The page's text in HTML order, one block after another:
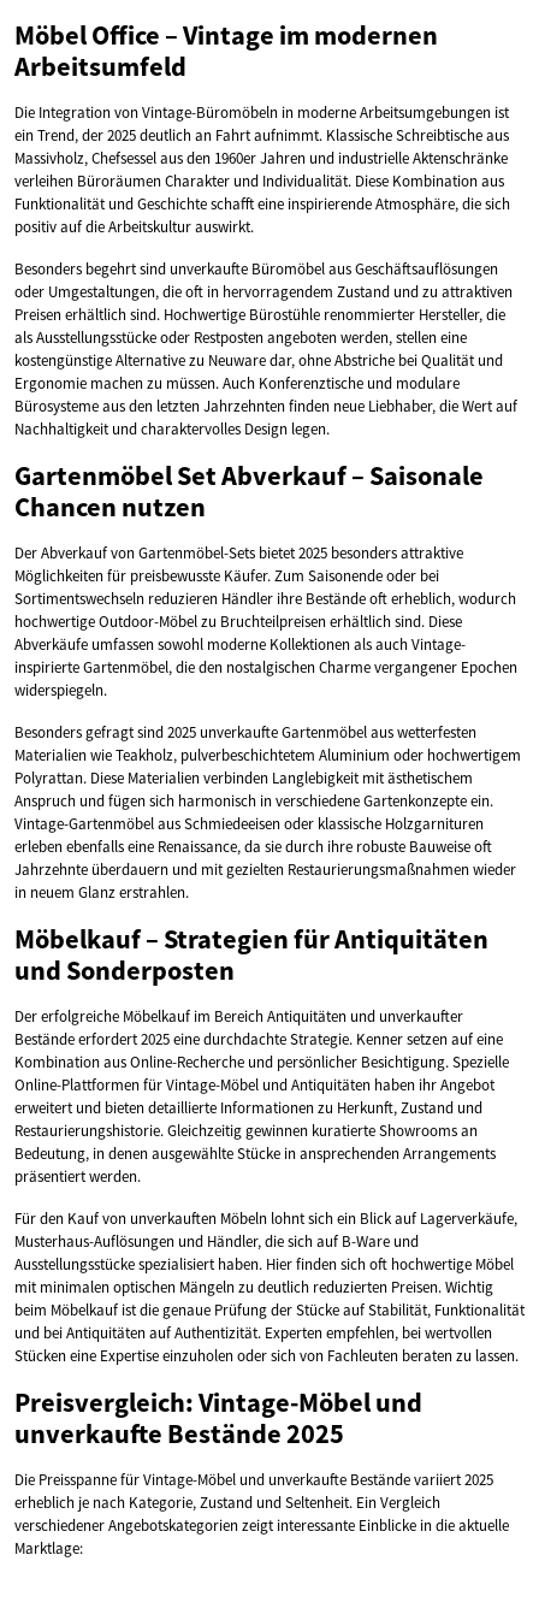
Möbel Office – Vintage im modernen
Arbeitsumfeld
Die Integration von Vintage-Büromöbeln in moderne Arbeitsumgebungen ist
ein Trend, der 2025 deutlich an Fahrt aufnimmt. Klassische Schreibtische aus
Massivholz, Chefsessel aus den 1960er Jahren und industrielle Aktenschränke
verleihen Büroräumen Charakter und Individualität. Diese Kombination aus
Funktionalität und Geschichte schafft eine inspirierende Atmosphäre, die sich
positiv auf die Arbeitskultur auswirkt.
Besonders begehrt sind unverkaufte Büromöbel aus Geschäftsauflösungen
oder Umgestaltungen, die oft in hervorragendem Zustand und zu attraktiven
Preisen erhältlich sind. Hochwertige Bürostühle renommierter Hersteller, die
als Ausstellungsstücke oder Restposten angeboten werden, stellen eine
kostengünstige Alternative zu Neuware dar, ohne Abstriche bei Qualität und
Ergonomie machen zu müssen. Auch Konferenztische und modulare
Bürosysteme aus den letzten Jahrzehnten finden neue Liebhaber, die Wert auf
Nachhaltigkeit und charaktervolles Design legen.
Gartenmöbel Set Abverkauf – Saisonale
Chancen nutzen
Der Abverkauf von Gartenmöbel-Sets bietet 2025 besonders attraktive
Möglichkeiten für preisbewusste Käufer. Zum Saisonende oder bei
Sortimentswechseln reduzieren Händler ihre Bestände oft erheblich, wodurch
hochwertige Outdoor-Möbel zu Bruchteilpreisen erhältlich sind. Diese
Abverkäufe umfassen sowohl moderne Kollektionen als auch Vintage-
inspirierte Gartenmöbel, die den nostalgischen Charme vergangener Epochen
widerspiegeln.
Besonders gefragt sind 2025 unverkaufte Gartenmöbel aus wetterfesten
Materialien wie Teakholz, pulverbeschichtetem Aluminium oder hochwertigem
Polyrattan. Diese Materialien verbinden Langlebigkeit mit ästhetischem
Anspruch und fügen sich harmonisch in verschiedene Gartenkonzepte ein.
Vintage-Gartenmöbel aus Schmiedeeisen oder klassische Holzgarnituren
erleben ebenfalls eine Renaissance, da sie durch ihre robuste Bauweise oft
Jahrzehnte überdauern und mit gezielten Restaurierungsmaßnahmen wieder
in neuem Glanz erstrahlen.
Möbelkauf – Strategien für Antiquitäten
und Sonderposten
Der erfolgreiche Möbelkauf im Bereich Antiquitäten und unverkaufter
Bestände erfordert 2025 eine durchdachte Strategie. Kenner setzen auf eine
Kombination aus Online-Recherche und persönlicher Besichtigung. Spezielle
Online-Plattformen für Vintage-Möbel und Antiquitäten haben ihr Angebot
erweitert und bieten detaillierte Informationen zu Herkunft, Zustand und
Restaurierungshistorie. Gleichzeitig gewinnen kuratierte Showrooms an
Bedeutung, in denen ausgewählte Stücke in ansprechenden Arrangements
präsentiert werden.
Für den Kauf von unverkauften Möbeln lohnt sich ein Blick auf Lagerverkäufe,
Musterhaus-Auflösungen und Händler, die sich auf B-Ware und
Ausstellungsstücke spezialisiert haben. Hier finden sich oft hochwertige Möbel
mit minimalen optischen Mängeln zu deutlich reduzierten Preisen. Wichtig
beim Möbelkauf ist die genaue Prüfung der Stücke auf Stabilität, Funktionalität
und bei Antiquitäten auf Authentizität. Experten empfehlen, bei wertvollen
Stücken eine Expertise einzuholen oder sich von Fachleuten beraten zu lassen.
Preisvergleich: Vintage-Möbel und
unverkaufte Bestände 2025
Die Preisspanne für Vintage-Möbel und unverkaufte Bestände variiert 2025
erheblich je nach Kategorie, Zustand und Seltenheit. Ein Vergleich
verschiedener Angebotskategorien zeigt interessante Einblicke in die aktuelle
Marktlage: